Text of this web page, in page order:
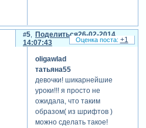
Поделиться
5
26-02-2014
14:07:43
oligawlad
татьяна55
девочки! шикарнейшие
уроки!!! я просто не
ожидала, что таким
образом( из шрифтов )
можно сделать такое!
+1